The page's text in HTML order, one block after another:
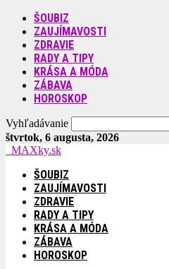
ŠOUBIZ
ZAUJÍMAVOSTI
ZDRAVIE
RADY A TIPY
KRÁSA A MÓDA
ZÁBAVA
HOROSKOP
Vyhľadávanie
štvrtok, 6 augusta, 2026
MAXky.sk
ŠOUBIZ
ZAUJÍMAVOSTI
ZDRAVIE
RADY A TIPY
KRÁSA A MÓDA
ZÁBAVA
HOROSKOP